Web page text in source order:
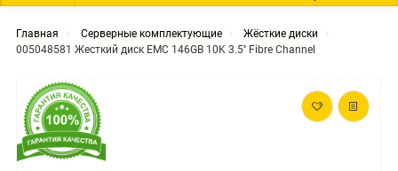
Главная Серверные комплектующие
Жёсткие диски
005048581 Жесткий диск EMC 146GB 10K 3.5'' Fibre Channel